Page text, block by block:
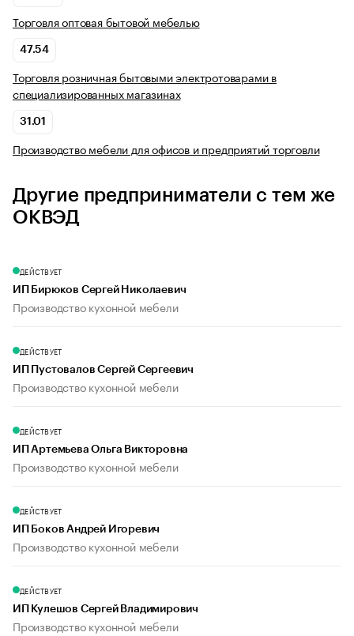
Торговля оптовая бытовой мебелью
47.54
Торговля розничная бытовыми электротоварами в
специализированных магазинах
31.01
Производство мебели для офисов и предприятий торговли
Другие предприниматели с тем же
ОКВЭД
ДЕЙСТВУЕТ
ИП Бирюков Сергей Николаевич
Производство кухонной мебели
ДЕЙСТВУЕТ
ИП Пустовалов Сергей Сергеевич
Производство кухонной мебели
ДЕЙСТВУЕТ
ИП Артемьева Ольга Викторовна
Производство кухонной мебели
ДЕЙСТВУЕТ
ИП Боков Андрей Игоревич
Производство кухонной мебели
ДЕЙСТВУЕТ
ИП Кулешов Сергей Владимирович
Производство кухонной мебели